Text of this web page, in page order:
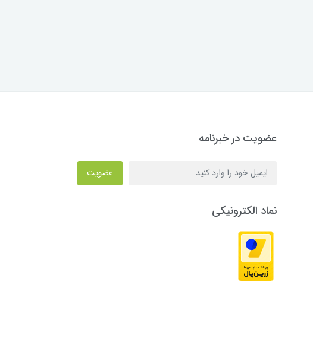
عضویت در خبرنامه
عضویت
نماد الکترونیکی